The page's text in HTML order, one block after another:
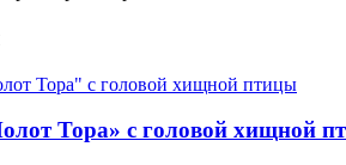
Тора» с головой хищной